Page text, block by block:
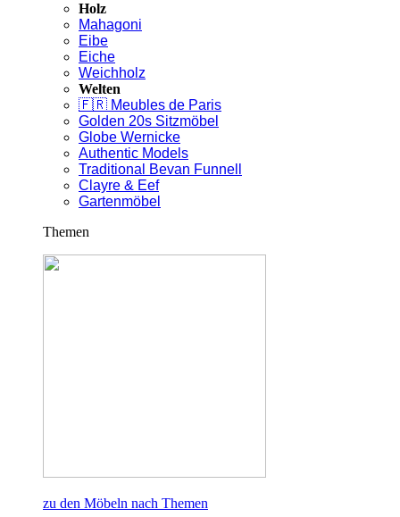
Holz
Mahagoni
Eibe
Eiche
Weichholz
Welten
🇫🇷 Meubles de Paris
Golden 20s Sitzmöbel
Globe Wernicke
Authentic Models
Traditional Bevan Funnell
Clayre & Eef
Gartenmöbel
Themen
zu den Möbeln nach Themen